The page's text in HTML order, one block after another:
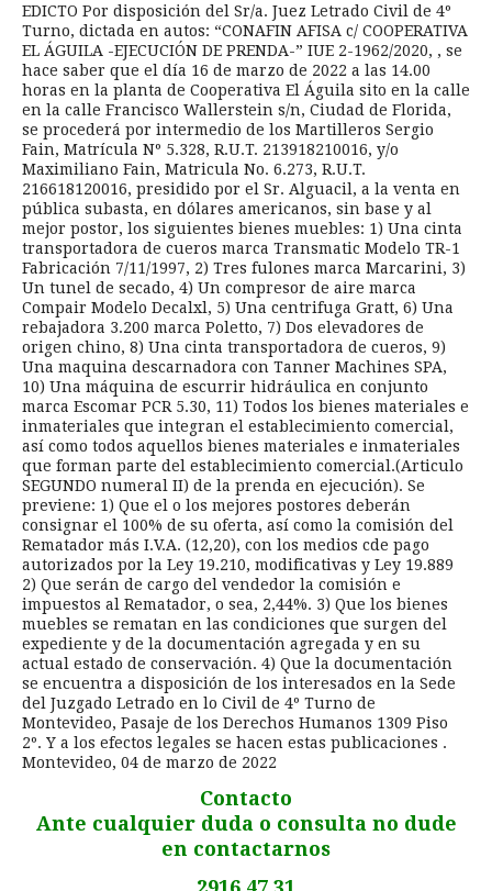
EDICTO Por disposición del Sr/a. Juez Letrado Civil de 4º
Turno, dictada en autos: “CONAFIN AFISA c/ COOPERATIVA
EL ÁGUILA -EJECUCIÓN DE PRENDA-” IUE 2-1962/2020, , se
hace saber que el día 16 de marzo de 2022 a las 14.00
horas en la planta de Cooperativa El Águila sito en la calle
en la calle Francisco Wallerstein s/n, Ciudad de Florida,
se procederá por intermedio de los Martilleros Sergio
Fain, Matrícula Nº 5.328, R.U.T. 213918210016, y/o
Maximiliano Fain, Matricula No. 6.273, R.U.T.
216618120016, presidido por el Sr. Alguacil, a la venta en
pública subasta, en dólares americanos, sin base y al
mejor postor, los siguientes bienes muebles: 1) Una cinta
transportadora de cueros marca Transmatic Modelo TR-1
Fabricación 7/11/1997, 2) Tres fulones marca Marcarini, 3)
Un tunel de secado, 4) Un compresor de aire marca
Compair Modelo Decalxl, 5) Una centrifuga Gratt, 6) Una
rebajadora 3.200 marca Poletto, 7) Dos elevadores de
origen chino, 8) Una cinta transportadora de cueros, 9)
Una maquina descarnadora con Tanner Machines SPA,
10) Una máquina de escurrir hidráulica en conjunto
marca Escomar PCR 5.30, 11) Todos los bienes materiales e
inmateriales que integran el establecimiento comercial,
así como todos aquellos bienes materiales e inmateriales
que forman parte del establecimiento comercial.(Articulo
SEGUNDO numeral II) de la prenda en ejecución). Se
previene: 1) Que el o los mejores postores deberán
consignar el 100% de su oferta, así como la comisión del
Rematador más I.V.A. (12,20), con los medios cde pago
autorizados por la Ley 19.210, modificativas y Ley 19.889
2) Que serán de cargo del vendedor la comisión e
impuestos al Rematador, o sea, 2,44%. 3) Que los bienes
muebles se rematan en las condiciones que surgen del
expediente y de la documentación agregada y en su
actual estado de conservación. 4) Que la documentación
se encuentra a disposición de los interesados en la Sede
del Juzgado Letrado en lo Civil de 4º Turno de
Montevideo, Pasaje de los Derechos Humanos 1309 Piso
2º. Y a los efectos legales se hacen estas publicaciones .
Montevideo, 04 de marzo de 2022
Contacto
Ante cualquier duda o consulta no dude
en contactarnos